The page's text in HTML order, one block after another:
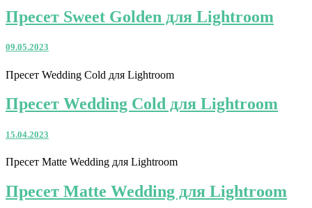
Пресет Sweet Golden для Lightroom
09.05.2023
Пресет Wedding Cold для Lightroom
Пресет Wedding Cold для Lightroom
15.04.2023
Пресет Matte Wedding для Lightroom
Пресет Matte Wedding для Lightroom